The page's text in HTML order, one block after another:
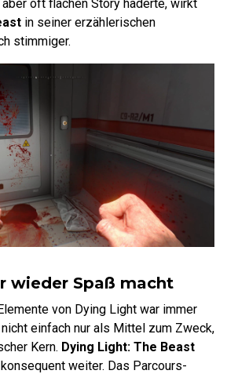
oft flachen Story haderte, wirkt
in seiner erzählerischen
stimmiger.
wieder Spaß macht
von Dying Light war immer
einfach nur als Mittel zum Zweck,
Kern. Dying Light: The Beast
weiter. Das Parcours-